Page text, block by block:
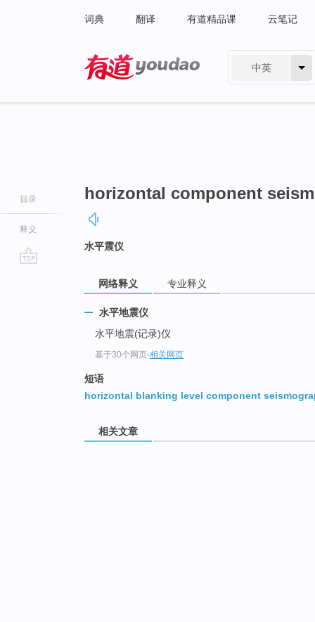
词典 翻译 有道精品课 云笔记
中英
目录
释义
horizontal component
水平震仪
网络释义 专业释义
水平地震仪
水平地震(记录)仪
基于30个网页-相关网页
短语
horizontal blanking level component
相关文章